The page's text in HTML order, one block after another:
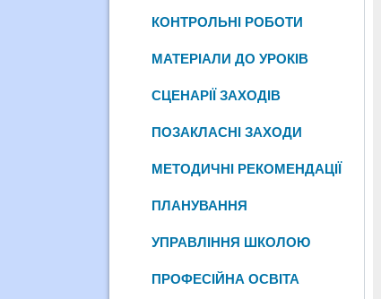
КОНТРОЛЬНІ РОБОТИ
МАТЕРІАЛИ ДО УРОКІВ
СЦЕНАРІЇ ЗАХОДІВ
ПОЗАКЛАСНІ ЗАХОДИ
МЕТОДИЧНІ РЕКОМЕНДАЦІЇ
ПЛАНУВАННЯ
УПРАВЛІННЯ ШКОЛОЮ
ПРОФЕСІЙНА ОСВІТА